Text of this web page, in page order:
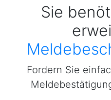
Sie
Fordern Sie